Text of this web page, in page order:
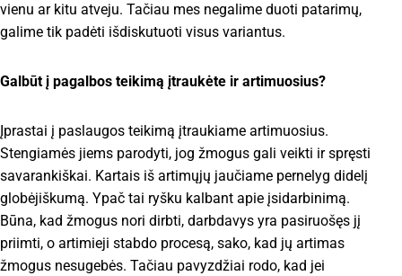
vienu ar kitu atveju. Tačiau mes negalime duoti patarimų,
galime tik padėti išdiskutuoti visus variantus.
Galbūt į pagalbos teikimą įtraukėte ir artimuosius?
Įprastai į paslaugos teikimą įtraukiame artimuosius.
Stengiamės jiems parodyti, jog žmogus gali veikti ir spręsti
savarankiškai. Kartais iš artimųjų jaučiame pernelyg didelį
globėjiškumą. Ypač tai ryšku kalbant apie įsidarbinimą.
Būna, kad žmogus nori dirbti, darbdavys yra pasiruošęs jį
priimti, o artimieji stabdo procesą, sako, kad jų artimas
žmogus nesugebės. Tačiau pavyzdžiai rodo, kad jei